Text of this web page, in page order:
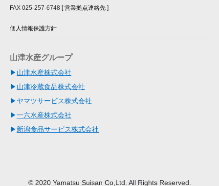
FAX 025-257-6748 [営業拠点連絡先 ]
個人情報保護方針
山津水産グループ
山津水産株式会社
山津冷蔵食品株式会社
ヤマツサービス株式会社
一六水産株式会社
新潟食品サービス株式会社
© 2020 Yamatsu Suisan Co,Ltd. All Rights Reserved.